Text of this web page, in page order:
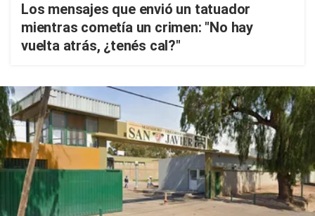
Los mensajes que envió un tatuador
mientras cometía un crimen: "No hay
vuelta atrás, ¿tenés cal?"